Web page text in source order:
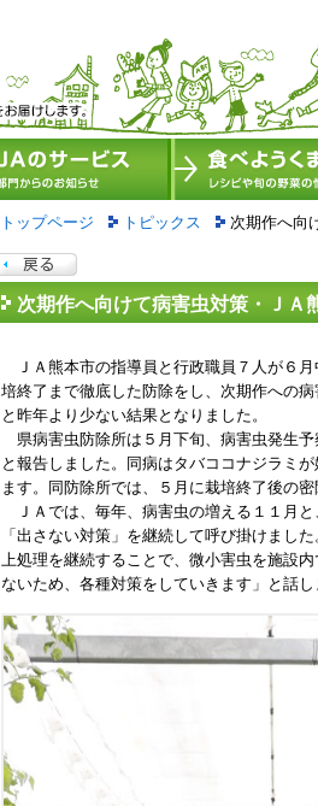
トップページ トピックス 次期作へ向
次期作へ向けて病害虫対策・ＪＡ
ＪＡ熊本市の指導員と行政職員７人が６
培終了まで徹底した防除をし、次期作への
と昨年より少ない結果となりました。
県病害虫防除所は５月下旬、病害虫発生
と報告しました。同病はタバココナジラミ
ます。同防除所では、５月に栽培終了後の
ＪＡでは、毎年、病害虫の増える１１月
「出さない対策」を継続して呼び掛けまし
上処理を継続することで、微小害虫を施設
ないため、各種対策をしていきます」と話し